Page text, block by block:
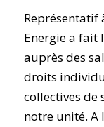
Représentatif
Energie a fait
auprès des
droits
collectives de
notre unité. A